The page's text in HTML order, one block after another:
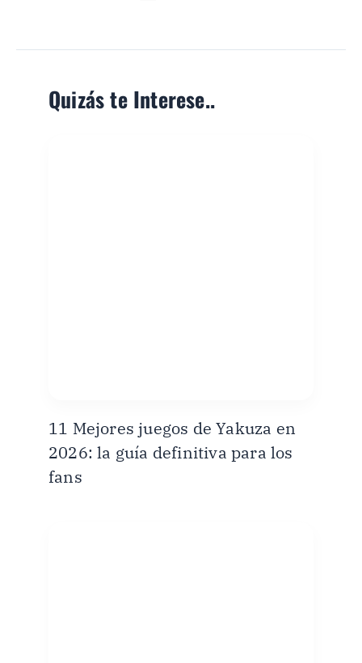
Quizás te Interese..
11 Mejores juegos de Yakuza en
2026: la guía definitiva para los
fans